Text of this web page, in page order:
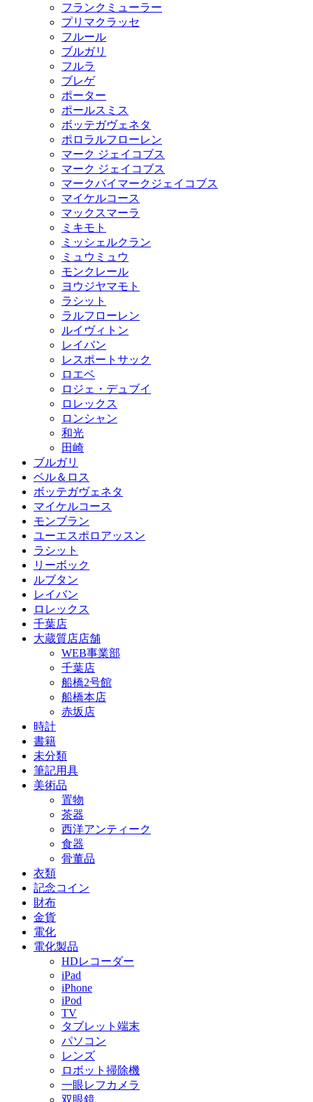
フランクミューラー
プリマクラッセ
フルール
ブルガリ
フルラ
ブレゲ
ポーター
ポールスミス
ボッテガヴェネタ
ポロラルフローレン
マーク ジェイコブス
マーク ジェイコブス
マークバイマークジェイコブス
マイケルコース
マックスマーラ
ミキモト
ミッシェルクラン
ミュウミュウ
モンクレール
ヨウジヤマモト
ラシット
ラルフローレン
ルイヴィトン
レイバン
レスポートサック
ロエベ
ロジェ・デュブイ
ロレックス
ロンシャン
和光
田崎
ブルガリ
ベル＆ロス
ボッテガヴェネタ
マイケルコース
モンブラン
ユーエスポロアッスン
ラシット
リーボック
ルブタン
レイバン
ロレックス
千葉店
大蔵質店店舗
WEB事業部
千葉店
船橋2号館
船橋本店
赤坂店
時計
書籍
未分類
筆記用具
美術品
置物
茶器
西洋アンティーク
食器
骨董品
衣類
記念コイン
財布
金貨
電化
電化製品
HDレコーダー
iPad
iPhone
iPod
TV
タブレット端末
パソコン
レンズ
ロボット掃除機
一眼レフカメラ
双眼鏡